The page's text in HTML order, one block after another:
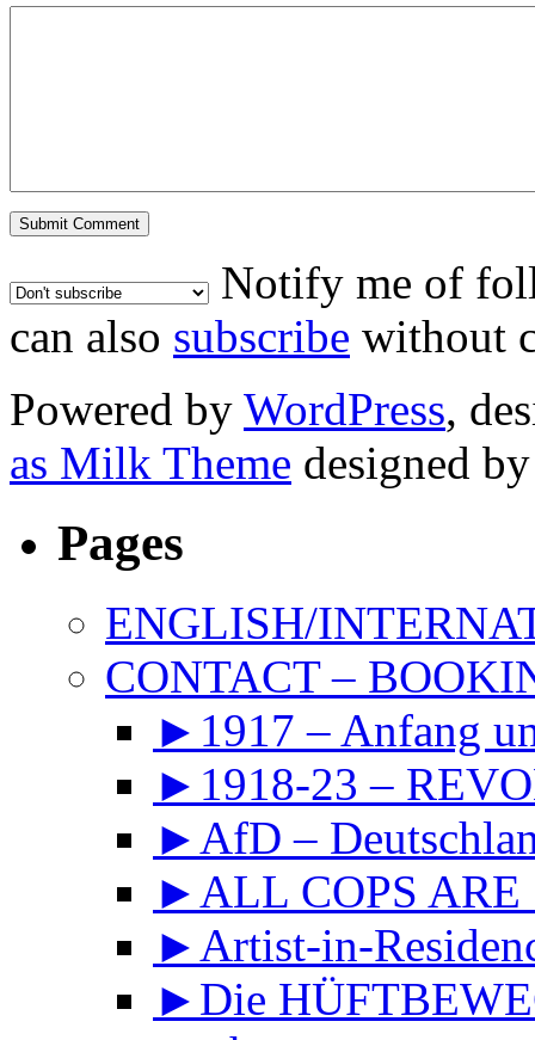
Notify me of
can also subscribe without
Powered by WordPress,
as Milk Theme designed
Pages
ENGLISH/
CONTACT –
►1917 – Anfang
►1918-23 –
►AfD –
►ALL COPS ARE
►Artist-in-
►Die